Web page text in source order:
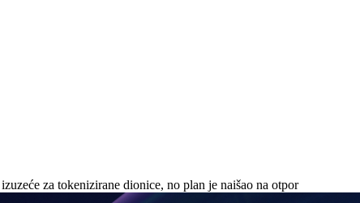
za tokenizirane dionice, no plan je naišao na otpor